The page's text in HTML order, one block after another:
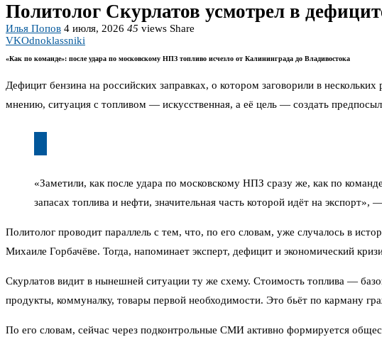
Политолог Скурлатов усмотрел в
Илья Попов 4 июля, 2026 45 views Share
VKOdnoklassniki
«Как по команде»: после удара по московскому НПЗ топливо исчезло от Калининграда до Владивостока
Дефицит бензина на российских заправках, о котором заговорили в
мнению, ситуация с топливом — искусственная, а её цель — создать
«Заметили, как после удара по московскому НПЗ сразу же, как по
запасах топлива и нефти, значительная часть которой идёт на экспорт»,
Политолог проводит параллель с тем, что, по его словам, уже случалось в
Михаиле Горбачёве. Тогда, напоминает эксперт, дефицит и экономический
Скурлатов видит в нынешней ситуации ту же схему. Стоимость топлива —
продукты, коммуналку, товары первой необходимости. Это бьёт по карману
По его словам, сейчас через подконтрольные СМИ активно формируется